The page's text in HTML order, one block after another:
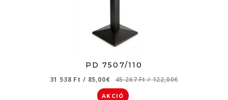
PD 7507/110
31 538 Ft / 85,00€ 45 267 Ft/ 122,00€
AKCIÓ